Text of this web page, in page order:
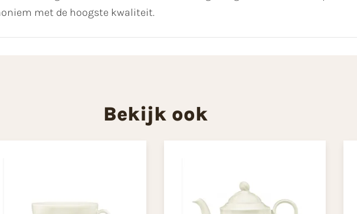
met de hoogste kwaliteit.
Bekijk ook